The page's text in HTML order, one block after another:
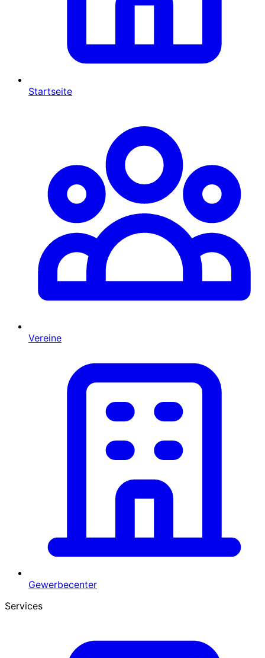
Startseite
Vereine
Gewerbecenter
Services